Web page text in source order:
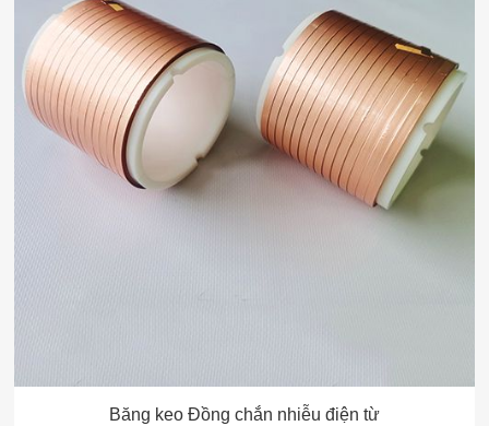
Băng keo Đồng chắn nhiễu điện từ